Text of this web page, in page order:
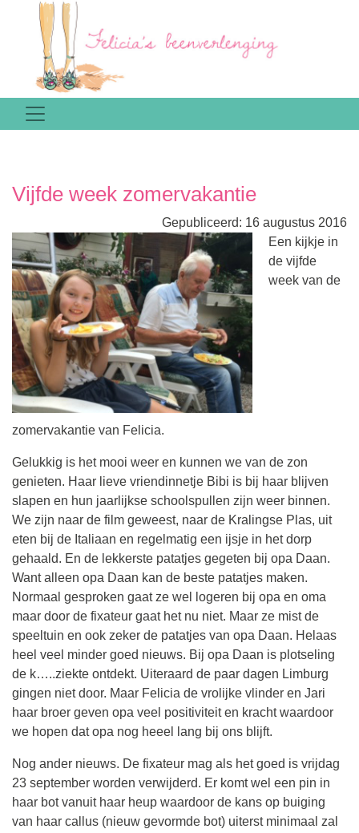
Vijfde week zomervakantie
Gepubliceerd: 16 augustus 2016
Een kijkje in
de vijfde
week van de
zomervakantie van Felicia.
Gelukkig is het mooi weer en kunnen we van de zon
genieten. Haar lieve vriendinnetje Bibi is bij haar blijven
slapen en hun jaarlijkse schoolspullen zijn weer binnen.
We zijn naar de film geweest, naar de Kralingse Plas, uit
eten bij de Italiaan en regelmatig een ijsje in het dorp
gehaald. En de lekkerste patatjes gegeten bij opa Daan.
Want alleen opa Daan kan de beste patatjes maken.
Normaal gesproken gaat ze wel logeren bij opa en oma
maar door de fixateur gaat het nu niet. Maar ze mist de
speeltuin en ook zeker de patatjes van opa Daan. Helaas
heel veel minder goed nieuws. Bij opa Daan is plotseling
de k…..ziekte ontdekt. Uiteraard de paar dagen Limburg
gingen niet door. Maar Felicia de vrolijke vlinder en Jari
haar broer geven opa veel positiviteit en kracht waardoor
we hopen dat opa nog heeel lang bij ons blijft.
Nog ander nieuws. De fixateur mag als het goed is vrijdag
23 september worden verwijderd. Er komt wel een pin in
haar bot vanuit haar heup waardoor de kans op buiging
van haar callus (nieuw gevormde bot) uiterst minimaal zal